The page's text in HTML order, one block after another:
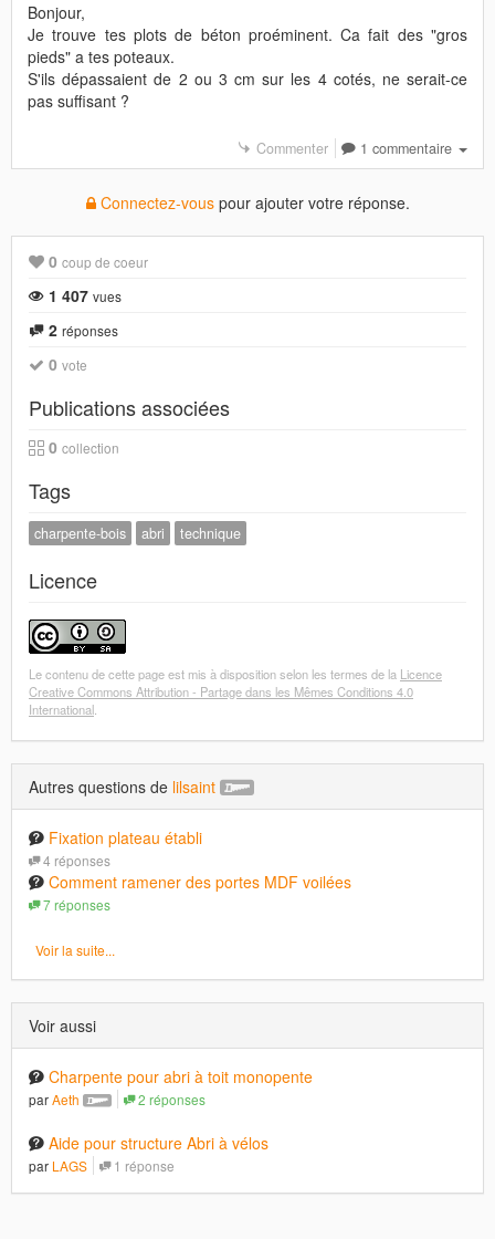
Bonjour,
Je trouve tes plots de béton proéminent. Ca fait des "gros
pieds" a tes poteaux.
S'ils dépassaient de 2 ou 3 cm sur les 4 cotés, ne serait-ce
pas suffisant ?
Commenter 1 commentaire
Connectez-vouspour ajouter votre réponse.
0 coup de coeur
1 407 vues
2 réponses
0 vote
Publications associées
0 collection
Tags
charpente-bois abri technique
Licence
Le contenu de cette page est mis à disposition selon les termes de la Licence
Creative Commons Attribution - Partage dans les Mêmes Conditions 4.0
International
Autres questions de lilsaint
Fixation plateau établi
4 réponses
Comment ramener des portes MDF voilées
7 réponses
Voir la suite...
Voir aussi
Charpente pour abri à toit monopente
parAeth 2 réponses
Aide pour structure Abri à vélos
par LAGS 1 réponse